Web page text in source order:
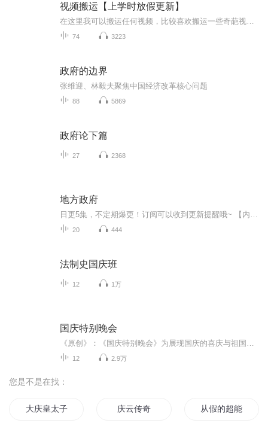
视频搬运【上学时放假更新】
74 3223
政府的边界
张维迎、林毅夫聚焦中国经济改革核心问题
88 5869
政府论下篇
27 2368
地方政府
20 444
法制史国庆班
12 1万
国庆特别晚会
12 2.9万
您是不是在找：
大庆皇太子 庆云传奇 从假的超能力节